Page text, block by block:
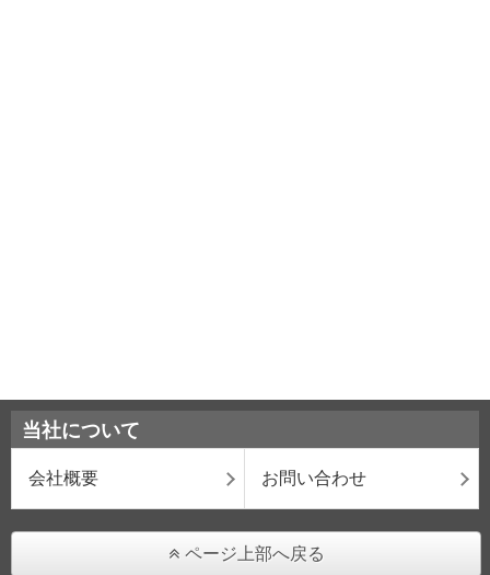
当社について
会社概要 お問い合わせ
ページ上部へ戻る